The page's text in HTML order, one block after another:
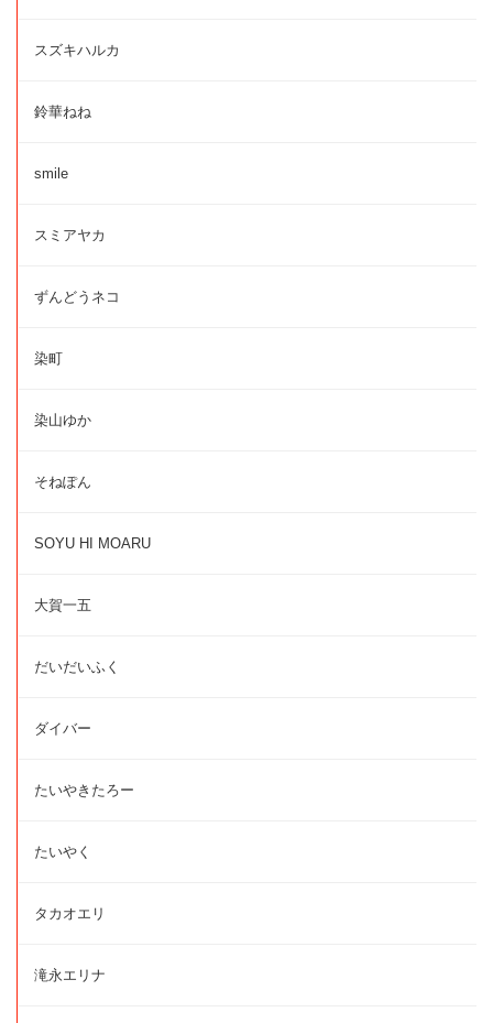
スズキハルカ
鈴華ねね
smile
スミアヤカ
ずんどうネコ
染町
染山ゆか
そねぽん
SOYU HI MOARU
大賀一五
だいだいふく
ダイバー
たいやきたろー
たいやく
タカオエリ
滝永エリナ